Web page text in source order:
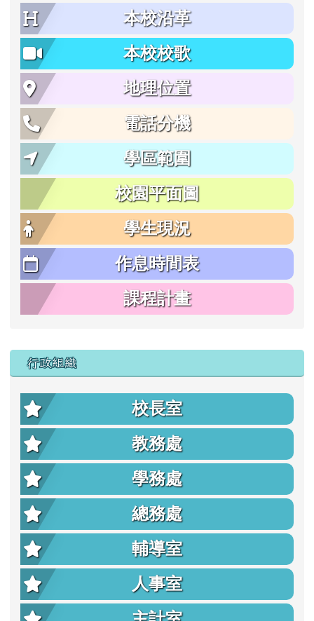
本校沿革
本校校歌
地理位置
電話分機
學區範圍
校園平面圖
學生現況
作息時間表
課程計畫
行政組織
校長室
教務處
學務處
總務處
輔導室
人事室